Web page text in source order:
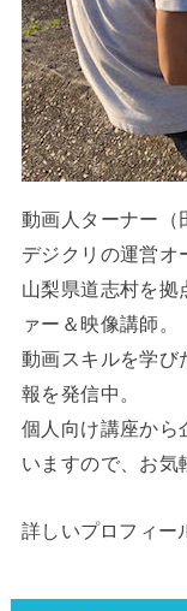
動画人ターナー（
デジクリの運営オ
山梨県道志村を拠
ァー＆映像講師。
動画スキルを学び
報を発信中。
個人向け講座から
いますので、お気
詳しいプロフィー